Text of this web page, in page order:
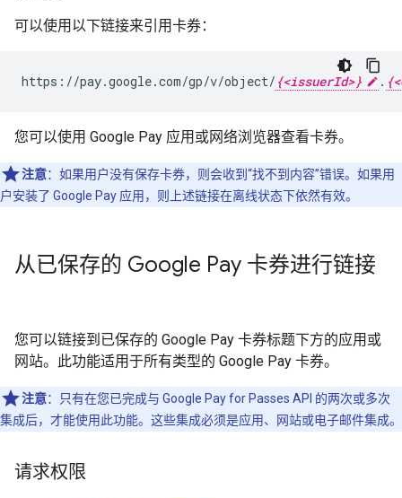
可以使用以下链接来引用卡券：
https://pay.google.com/gp/v/object/ {<issuerId>} .
您可以使用 Google Pay 应用或网络浏览器查看卡券。
注意：如果用户没有保存卡券，则会收到“找不到内容”错误。如果用
户安装了 Google Pay 应用，则上述链接在离线状态下依然有效。
从已保存的 Google Pay 卡券进行链接
您可以链接到已保存的 Google Pay 卡券标题下方的应用或
网站。此功能适用于所有类型的 Google Pay 卡券。
注意：只有在您已完成与 Google Pay for Passes API 的两次或多次
集成后，才能使用此功能。这些集成必须是应用、网站或电子邮件集成。
请求权限